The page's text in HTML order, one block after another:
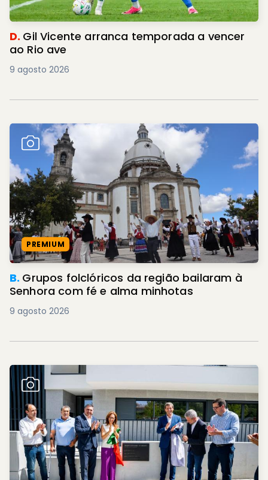
D. Gil Vicente arranca temporada a vencer
ao Rio ave
9 agosto 2026
PREMIUM
B. Grupos folclóricos da região bailaram à
Senhora com fé e alma minhotas
9 agosto 2026